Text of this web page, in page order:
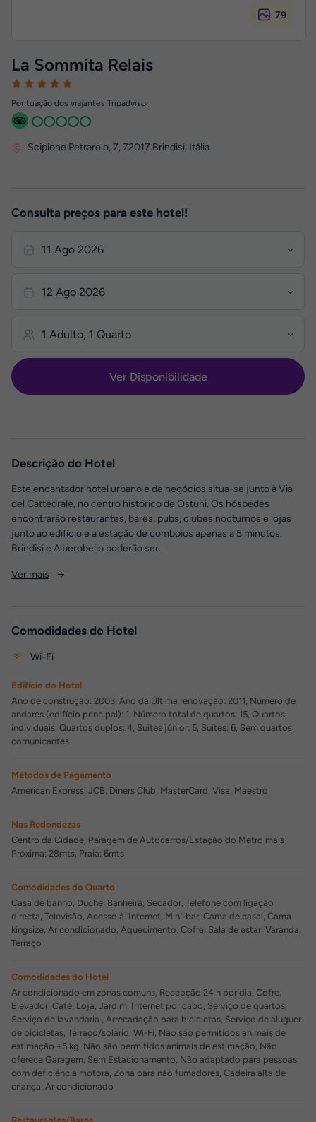
79
La Sommita Relais
Pontuação dos viajantes Tripadvisor
Scipione Petrarolo, 7,72017 Brindisi, Itália
Consulta preços para este hotel!
Ver Disponibilidade
Descrição do Hotel
Este encantador hotel urbano e de negócios situa-se junto à Via
del Cattedrale, no centro histórico de Ostuni. Os hóspedes
encontrarão restaurantes, bares, pubs, clubes nocturnos e lojas
junto ao edifício e a estação de comboios apenas a 5 minutos.
Brindisi e Alberobello poderão ser...
Ver mais
Comodidades do Hotel
Wi-Fi
Edifício do Hotel
Ano de construção: 2003, Ano da Última renovação: 2011, Número de
andares (edifício principal): 1, Número total de quartos: 15, Quartos
individuais, Quartos duplos: 4, Suites júnior: 5, Suites: 6, Sem quartos
comunicantes
Métodos de Pagamento
American Express, JCB, Diners Club, MasterCard, Visa, Maestro
Nas Redondezas
Centro da Cidade, Paragem de Autocarros/Estação do Metro mais
Próxima: 28mts, Praia: 6mts
Comodidades do Quarto
Casa de banho, Duche, Banheira, Secador, Telefone com ligação
directa, Televisão, Acesso à Internet, Mini-bar, Cama de casal, Cama
kingsize, Ar condicionado, Aquecimento, Cofre, Sala de estar, Varanda,
Terraço
Comodidades do Hotel
Ar condicionado em zonas comuns, Recepção 24 h por dia, Cofre,
Elevador, Café, Loja, Jardim, Internet por cabo, Serviço de quartos,
Serviço de lavandaria , Arrecadação para bicicletas, Serviço de aluguer
de bicicletas, Terraço/solário, Wi-Fi, Não são permitidos animais de
estimação +5 kg, Não são permitidos animais de estimação, Não
oferece Garagem, Sem Estacionamento, Não adaptado para pessoas
com deficiência motora, Zona para não fumadores, Cadeira alta de
criança, Ar condicionado